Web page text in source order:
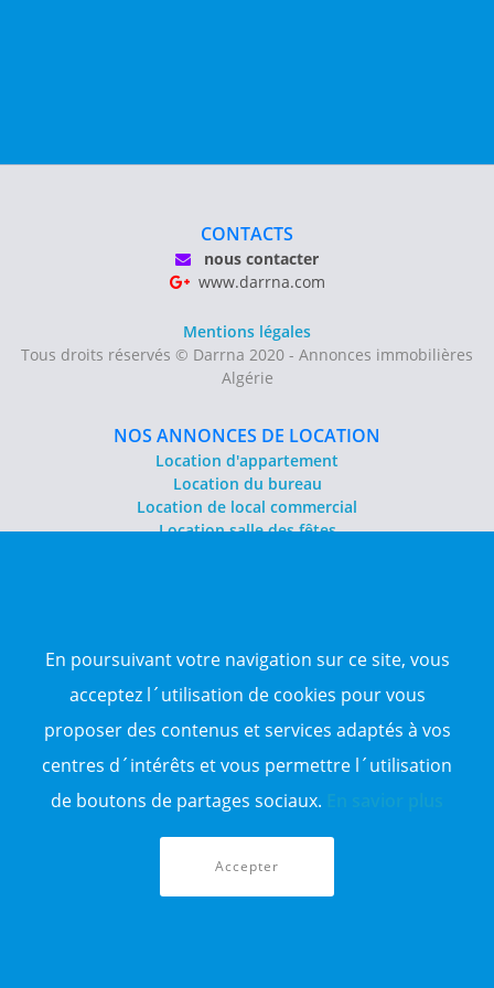
En poursuivant votre navigation sur ce site, vous
acceptez l´utilisation de cookies pour vous
proposer des contenus et services adaptés à vos
centres d´intérêts et vous permettre l´utilisation
de boutons de partages sociaux.
Accepter
CONTACTS
nous contacter
www.darrna.com
Mentions légales
Tous droits réservés © Darrna 2020 - Annonces immobilières
Algérie
NOS ANNONCES DE LOCATION
Location d'appartement
Location du bureau
Location de local commercial
Location salle des fêtes
Vente terrain
TOP WILAYA
Annonce à 16-Alger
Annonce à 06-Béjaïa
Annonce à 31-Oran
Annonce à 15-TiziOuzou